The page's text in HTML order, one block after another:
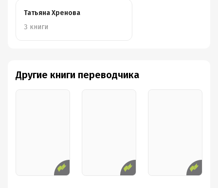
Татьяна Хренова
3 книги
Другие книги переводчика